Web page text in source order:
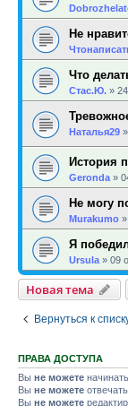
Не
Что
Стас.Ю. »
Наталья29 »
История
Geronda »
Не могу
Murakumo »
Я
Ursula » 09
Новая тема
Вернуться к
ПРАВА ДОСТУПА
Вы не можете
Вы не можете
Вы не можете